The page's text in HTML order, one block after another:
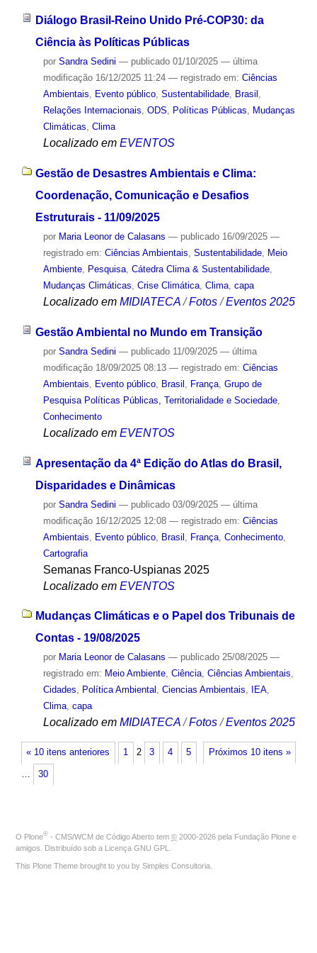
Diálogo Brasil-Reino Unido Pré-COP30: da
Ciência às Políticas Públicas
por Sandra Sedini — publicado01/10/2025 — última
modificação16/12/2025 11:24 — registrado em: Ciências
Ambientais, Evento público, Sustentabilidade, Brasil ,
Relações Internacionais, ODS, Políticas Públicas, Mudanças
Climáticas, Clima
Localizado em EVENTOS
Gestão de Desastres Ambientais e Clima:
Coordenação, Comunicação e Desafios
Estruturais - 11/09/2025
por Maria Leonor de Calasans — publicado16/09/2025 —
registrado em: Ciências Ambientais, Sustentabilidade, Meio
Ambiente, Pesquisa, Cátedra Clima & Sustentabilidade,
Mudanças Climáticas, Crise Climática, Clima, capa
Localizado em MIDIATECA /Fotos /Eventos 2025
Gestão Ambiental no Mundo em Transição
por Sandra Sedini — publicado11/09/2025 — última
modificação18/09/2025 08:13 — registrado em: Ciências
Ambientais
Evento público, Brasil França, Grupo de
Pesquisa Políticas Públicas, Territorialidade e Sociedade,
Conhecimento
Localizado em EVENTOS
Apresentação da 4ª Edição do Atlas do Brasil,
Disparidades e Dinâmicas
por Sandra Sedini — publicado03/09/2025 — última
modificação16/12/2025 12:08 — registrado em: Ciências
Ambientais
Evento público, Brasil França, Conhecimento,
Cartografia
Semanas Franco-Uspianas 2025
Localizado em EVENTOS
Mudanças Climáticas e o Papel dos Tribunais de
Contas - 19/08/2025
por Maria Leonor de Calasans — publicado25/08/2025 —
registrado em: Meio Ambiente, Ciência, Ciências Ambientais,
Cidades, Política Ambiental , Ciencias Ambientais, IEA,
Clima, capa
Localizado em MIDIATECA /Fotos /Eventos 2025
« 10 itens anteriores Próximos 10 itens »
1 2 3 4 5
… 30
O Plone® - CMS/WCM de Código Aberto tem © 2000-2026 pela Fundação Plone e
amigos. Distribuído sob a Licença GNU GPL
This Plone Theme brought to you by Simples Consultoria